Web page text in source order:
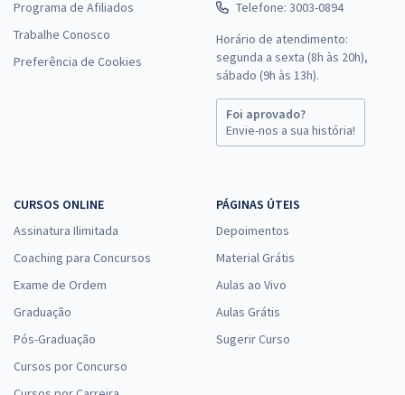
Programa de Afiliados
Trabalhe Conosco
Preferência de Cookies
Telefone: 3003-0894
Horário de atendimento:
segunda a sexta (8h às 20h),
sábado (9h às 13h).
Foi aprovado?
Envie-nos a sua história!
CURSOS ONLINE
Assinatura Ilimitada
Coaching para Concursos
Exame de Ordem
Graduação
Pós-Graduação
Cursos por Concurso
PÁGINAS ÚTEIS
Depoimentos
Material Grátis
Aulas ao Vivo
Aulas Grátis
Sugerir Curso